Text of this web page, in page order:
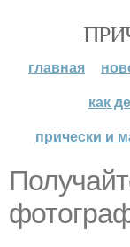
главная
как
прически и